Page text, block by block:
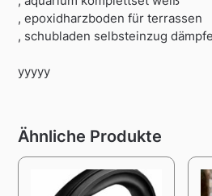
, epoxidharzboden für terrassen
, schubladen selbsteinzug
yyyyy
Ähnliche Produkte